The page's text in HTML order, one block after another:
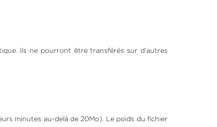
Ils ne pourront être transférés sur d’autres
minutes au-delà de 20Mo). Le poids du fichier